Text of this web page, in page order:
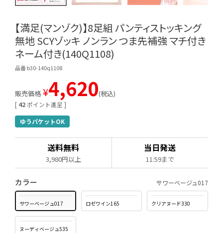
【満足(マンゾク)】8足組 パンティストッキング
無地 SCYゾッキ ノンラン つま先補強 マチ付き
ネーム付き(140Q1108)
品番 b30-140q1108
[ 42 ポイント進呈 ]
販売価格 ¥4,620 税込
ゆうパケットOK
送料無料
3,980円以上
当日発送
11:59まで
カラー サワーベージュ017
サワーベージュ017 ロゼワイン165 クリアヌード330
ヌーディベージュ535